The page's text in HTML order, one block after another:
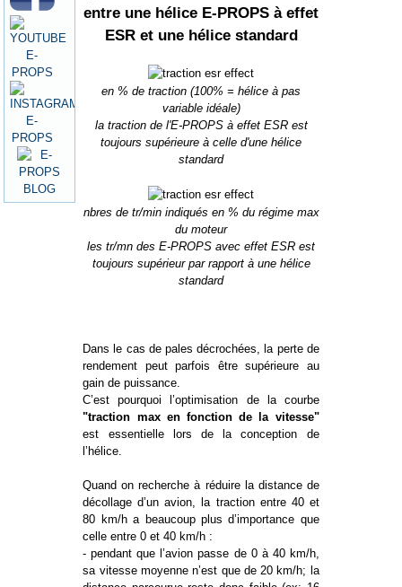
entre une hélice E-PROPS à effet
ESR et une hélice standard
en % de traction (100% = hélice à pas
variable idéale)
la traction de l'E-PROPS à effet ESR est
toujours supérieure à celle d'une hélice
standard
nbres de tr/min indiqués en % du régime max
du moteur
les tr/mn des E-PROPS avec effet ESR est
toujours supérieur par rapport à une hélice
standard
Dans le cas de pales décrochées, la perte de
rendement peut parfois être supérieure au
gain de puissance.
C’est pourquoi l’optimisation de la courbe
"traction max en fonction de la vitesse"
est essentielle lors de la conception de
l’hélice.
Quand on recherche à réduire la distance de
décollage d’un avion, la traction entre 40 et
80 km/h a beaucoup plus d’importance que
celle entre 0 et 40 km/h :
- pendant que l’avion passe de 0 à 40 km/h,
sa vitesse moyenne n’est que de 20 km/h; la